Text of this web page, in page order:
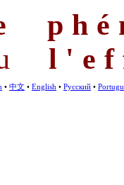
• 中文 • English • Русский •